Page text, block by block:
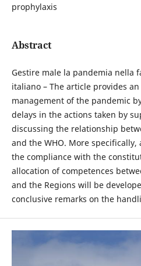
prophylaxis
Abstract
Gestire male la pandemia nella
italiano – The article provides
management of the pandemic
delays in the actions taken by
discussing the relationship
and the WHO. More
the compliance with the
allocation of competences
and the Regions will be
conclusive remarks on the